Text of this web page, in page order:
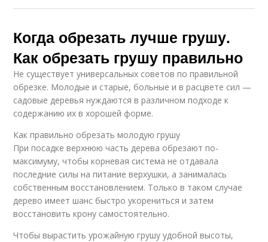
Когда обрезать лучше грушу.
Как обрезать грушу правильно
Не существует универсальных советов по правильной
обрезке. Молодые и старые, больные и в расцвете сил —
садовые деревья нуждаются в различном подходе к
содержанию их в хорошей форме.
Как правильно обрезать молодую грушу
При посадке верхнюю часть дерева обрезают по-
максимуму, чтобы корневая система не отдавала
последние силы на питание верхушки, а занималась
собственным восстановлением. Только в таком случае
дерево имеет шанс быстро укорениться и затем
восстановить крону самостоятельно.
Чтобы вырастить урожайную грушу удобной высоты,